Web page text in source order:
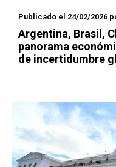
Publicado el 24/02/2026
Argentina, Brasil,
panorama
de incertidumbre